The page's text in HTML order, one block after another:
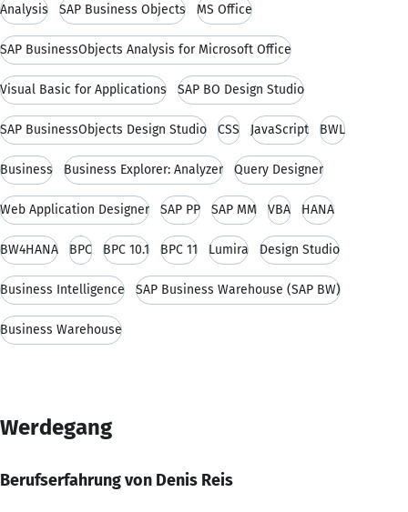
Analysis SAP Business Objects MS Office
SAP BusinessObjects Analysis for Microsoft Office
Visual Basic for Applications SAP BO Design Studio
SAP BusinessObjects Design Studio CSS JavaScript BWL
Business Business Explorer: Analyzer Query Designer
Web Application Designer SAP PP SAP MM VBA HANA
BW4HANA BPC BPC 10.1 BPC 11 Lumira Design Studio
Business Intelligence SAP Business Warehouse (SAP BW)
Business Warehouse
Werdegang
Berufserfahrung von Denis Reis